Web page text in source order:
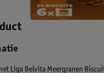
Liga Belvita Meergranen